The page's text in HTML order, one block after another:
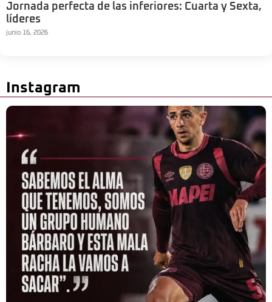
Jornada perfecta de las inferiores: Cuarta y Sexta,
líderes
junio 16, 2026
Instagram